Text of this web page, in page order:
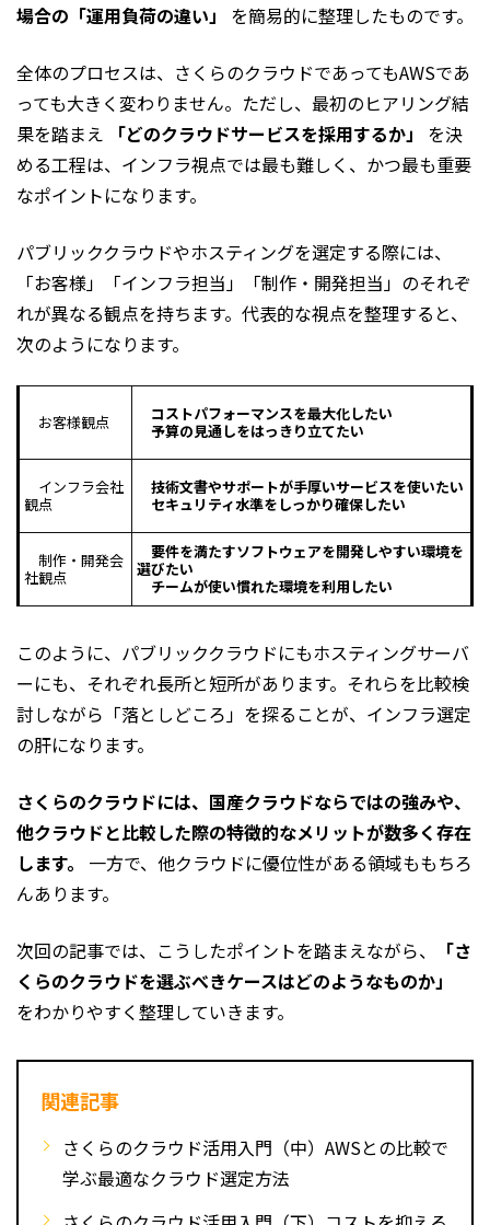
場合の「運用負荷の違い」
を簡易的に整理したものです。
全体のプロセスは、さくらのクラウドであってもAWSであ
っても大きく変わりません。ただし、最初のヒアリング結
果を踏まえ
「どのクラウドサービスを採用するか」
を決
める工程は、インフラ視点では最も難しく、かつ最も重要
なポイントになります。
パブリッククラウドやホスティングを選定する際には、
「お客様」「インフラ担当」「制作・開発担当」のそれぞ
れが異なる観点を持ちます。代表的な視点を整理すると、
次のようになります。
お客様観点
コストパフォーマンスを最大化したい
予算の見通しをはっきり立てたい
インフラ会社
観点
技術文書やサポートが手厚いサービスを使いたい
セキュリティ水準をしっかり確保したい
制作・開発会
社観点
要件を満たすソフトウェアを開発しやすい環境を
選びたい
チームが使い慣れた環境を利用したい
このように、パブリッククラウドにもホスティングサーバ
ーにも、それぞれ長所と短所があります。それらを比較検
討しながら「落としどころ」を探ることが、インフラ選定
の肝になります。
さくらのクラウドには、国産クラウドならではの強みや、
他クラウドと比較した際の特徴的なメリットが数多く存在
します。
一方で、他クラウドに優位性がある領域ももちろ
んあります。
次回の記事では、こうしたポイントを踏まえながら、
「さ
くらのクラウドを選ぶべきケースはどのようなものか」
をわかりやすく整理していきます。
関連記事
さくらのクラウド活用入門（中）AWSとの比較で
学ぶ最適なクラウド選定方法